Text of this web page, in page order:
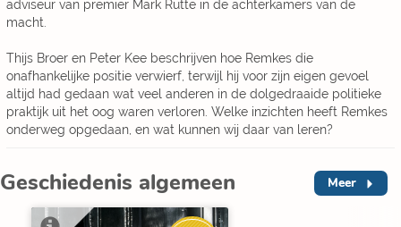
adviseur van premier Mark Rutte in de achterkamers van de
macht.
Thijs Broer en Peter Kee beschrijven hoe Remkes die
onafhankelijke positie verwierf, terwijl hij voor zijn eigen gevoel
altijd had gedaan wat veel anderen in de dolgedraaide politieke
praktijk uit het oog waren verloren. Welke inzichten heeft Remkes
onderweg opgedaan, en wat kunnen wij daar van leren?
Geschiedenis algemeen Meer